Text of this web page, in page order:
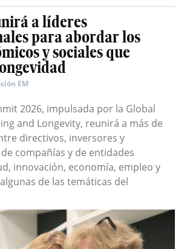
a líderes
para abordar los
y sociales que
EM
2026, impulsada por la Global
and Longevity, reunirá a más de
directivos, inversores y
compañías y de entidades
innovación, economía, empleo y
de las temáticas del